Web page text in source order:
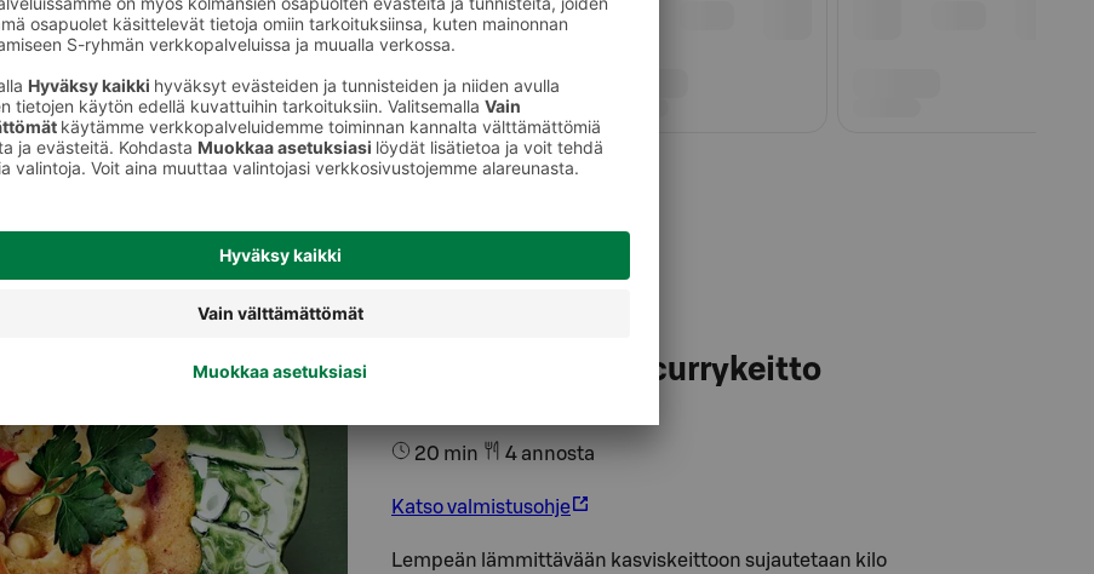
Maapähkinävoi-currykeitto
20 min 4 annosta
Katso valmistusohje
Lempeän lämmittävään kasviskeittoon sujautetaan kilo